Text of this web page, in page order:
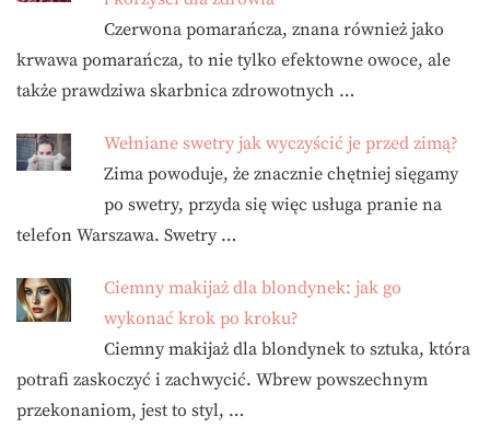
Czerwona pomarańcza, znana również jako
krwawa pomarańcza, to nie tylko efektowne owoce, ale
także prawdziwa skarbnica zdrowotnych …
Wełniane swetry jak wyczyścić je przed zimą?
Zima powoduje, że znacznie chętniej sięgamy
po swetry, przyda się więc usługa pranie na
telefon Warszawa. Swetry …
Ciemny makijaż dla blondynek: jak go
wykonać krok po kroku?
Ciemny makijaż dla blondynek to sztuka, która
potrafi zaskoczyć i zachwycić. Wbrew powszechnym
przekonaniom, jest to styl, …